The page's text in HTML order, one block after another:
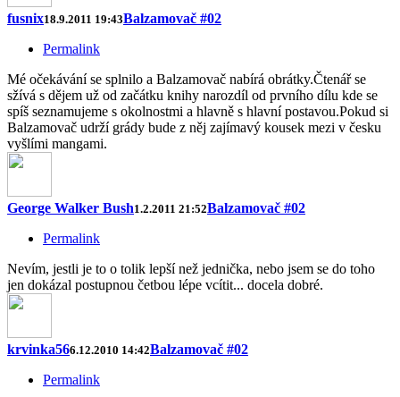
fusnix18.9.2011 19:43Balzamovač #02
Permalink
Mé očekávání se splnilo a Balzamovač nabírá obrátky.Čtenář se
sžívá s dějem už od začátku knihy narozdíl od prvního dílu kde se
spíš seznamujeme s okolnostmi a hlavně s hlavní postavou.Pokud si
Balzamovač udrží grády bude z něj zajímavý kousek mezi v česku
vyšlími mangami.
George Walker Bush1.2.2011 21:52Balzamovač #02
Permalink
Nevím, jestli je to o tolik lepší než jednička, nebo jsem se do toho
jen dokázal postupnou četbou lépe vcítit... docela dobré.
krvinka566.12.2010 14:42Balzamovač #02
Permalink